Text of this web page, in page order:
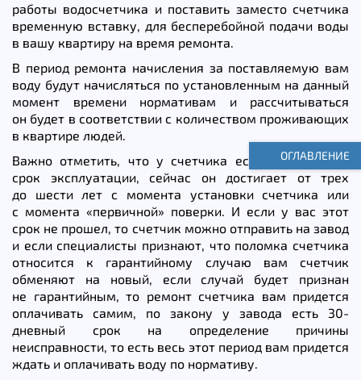
работы водосчетчика и поставить заместо счетчика
временную вставку, для бесперебойной подачи воды
в вашу квартиру на время ремонта.
В период ремонта начисления за поставляемую вам
воду будут начисляться по установленным на данный
момент времени нормативам и рассчитываться
он будет в соответствии с количеством проживающих
в квартире людей.
Важно отметить, что у счетчика есть гарантийный
срок эксплуатации, сейчас он достигает от трех
до шести лет с момента установки счетчика или
с момента «первичной» поверки. И если у вас этот
срок не прошел, то счетчик можно отправить на завод
и если специалисты признают, что поломка счетчика
относится к гарантийному случаю вам счетчик
обменяют на новый, если случай будет признан
не гарантийным, то ремонт счетчика вам придется
оплачивать самим, по закону у завода есть 30-
дневный срок на определение причины
неисправности, то есть весь этот период вам придется
ждать и оплачивать воду по нормативу.
ОГЛАВЛЕНИЕ